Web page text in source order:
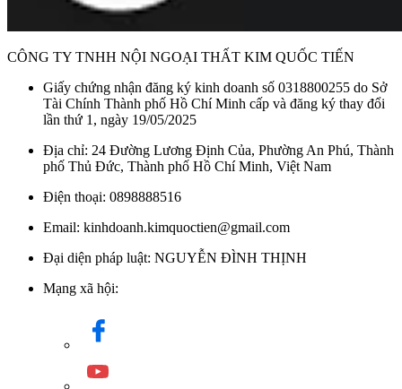
CÔNG TY TNHH NỘI NGOẠI THẤT KIM QUỐC TIẾN
Giấy chứng nhận đăng ký kinh doanh số 0318800255 do Sở
Tài Chính Thành phố Hồ Chí Minh cấp và đăng ký thay đổi
lần thứ 1, ngày 19/05/2025
Địa chỉ: 24 Đường Lương Định Của, Phường An Phú, Thành
phố Thủ Đức, Thành phố Hồ Chí Minh, Việt Nam
Điện thoại: 0898888516
Email: kinhdoanh.kimquoctien@gmail.com
Đại diện pháp luật: NGUYỄN ĐÌNH THỊNH
Mạng xã hội: